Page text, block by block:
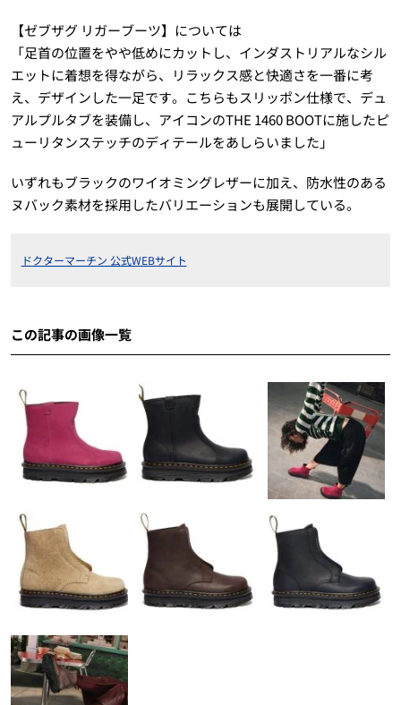
【ゼブザグ リガーブーツ】については
「足首の位置をやや低めにカットし、インダストリアルなシル
エットに着想を得ながら、リラックス感と快適さを一番に考
え、デザインした一足です。こちらもスリッポン仕様で、デュ
アルプルタブを装備し、アイコンのTHE 1460 BOOTに施したピ
ューリタンステッチのディテールをあしらいました」
いずれもブラックのワイオミングレザーに加え、防水性のある
ヌバック素材を採用したバリエーションも展開している。
ドクターマーチン 公式WEBサイト
この記事の画像一覧